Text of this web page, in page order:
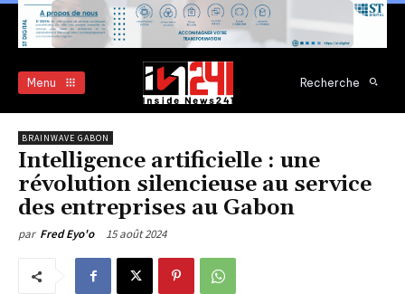
Menu Recherche
BRAINWAVE GABON
Intelligence artificielle : une
révolution silencieuse au service
des entreprises au Gabon
par Fred Eyo'o 15 août 2024